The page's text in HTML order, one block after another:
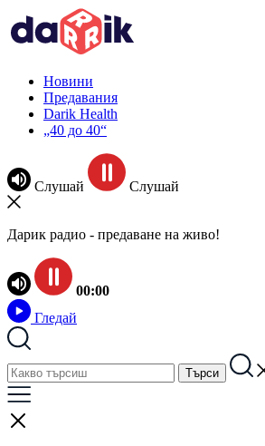
Новини
Предавания
Darik Health
„40 до 40“
Слушай Слушай
Дарик радио - предаване на живо!
00:00
Гледай